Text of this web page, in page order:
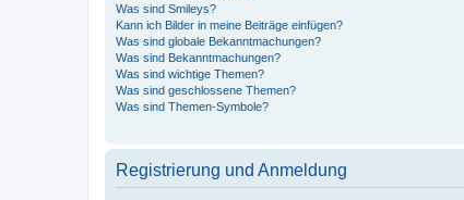
Was sind Smileys?
Kann ich Bilder in meine Beiträge einfügen?
Was sind globale Bekanntmachungen?
Was sind Bekanntmachungen?
Was sind wichtige Themen?
Was sind geschlossene Themen?
Was sind Themen-Symbole?
Registrierung und Anmeldung